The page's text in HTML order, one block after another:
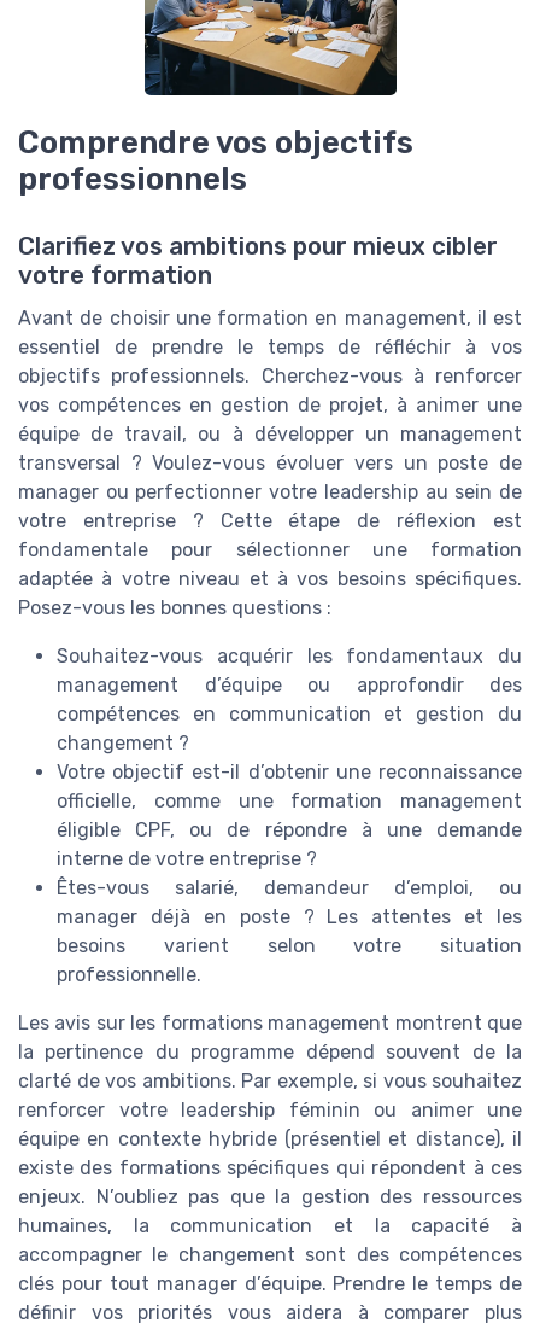
Comprendre vos objectifs
professionnels
Clarifiez vos ambitions pour mieux cibler
votre formation
Avant de choisir une formation en management, il est
essentiel de prendre le temps de réfléchir à vos
objectifs professionnels. Cherchez-vous à renforcer
vos compétences en gestion de projet, à animer une
équipe de travail, ou à développer un management
transversal ? Voulez-vous évoluer vers un poste de
manager ou perfectionner votre leadership au sein de
votre entreprise ? Cette étape de réflexion est
fondamentale pour sélectionner une formation
adaptée à votre niveau et à vos besoins spécifiques.
Posez-vous les bonnes questions :
Souhaitez-vous acquérir les fondamentaux du
management d’équipe ou approfondir des
compétences en communication et gestion du
changement ?
Votre objectif est-il d’obtenir une reconnaissance
officielle, comme une formation management
éligible CPF, ou de répondre à une demande
interne de votre entreprise ?
Êtes-vous salarié, demandeur d’emploi, ou
manager déjà en poste ? Les attentes et les
besoins varient selon votre situation
professionnelle.
Les avis sur les formations management montrent que
la pertinence du programme dépend souvent de la
clarté de vos ambitions. Par exemple, si vous souhaitez
renforcer votre leadership féminin ou animer une
équipe en contexte hybride (présentiel et distance), il
existe des formations spécifiques qui répondent à ces
enjeux. N’oubliez pas que la gestion des ressources
humaines, la communication et la capacité à
accompagner le changement sont des compétences
clés pour tout manager d’équipe. Prendre le temps de
définir vos priorités vous aidera à comparer plus